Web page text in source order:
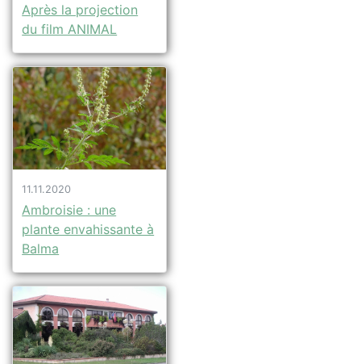
Après la projection
du film ANIMAL
11.11.2020
Ambroisie : une
plante envahissante à
Balma